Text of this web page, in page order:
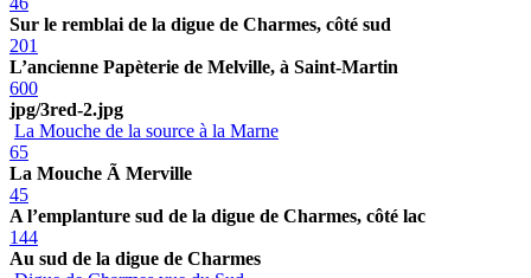
Sur le remblai de la digue de Charmes, côté sud
201
L’ancienne Papèterie de Melville, à Saint-Martin
600
jpg/3red-2.jpg
La Mouche de la source à la Marne
65
La Mouche Ã Merville
45
A l’emplanture sud de la digue de Charmes, côté lac
144
Au sud de la digue de Charmes